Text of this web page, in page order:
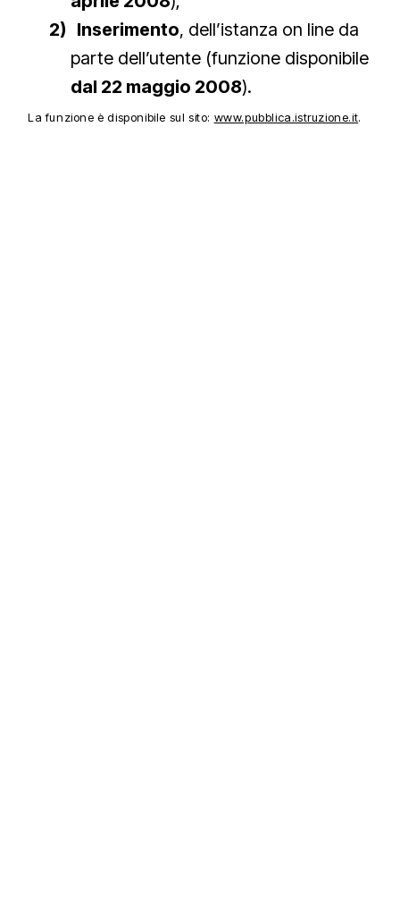
2) Inserimento, dell’istanza on line da
parte dell’utente (funzione disponibile
dal 22 maggio 2008).
La funzione è disponibile sul sito: www.pubblica.istruzione.it.